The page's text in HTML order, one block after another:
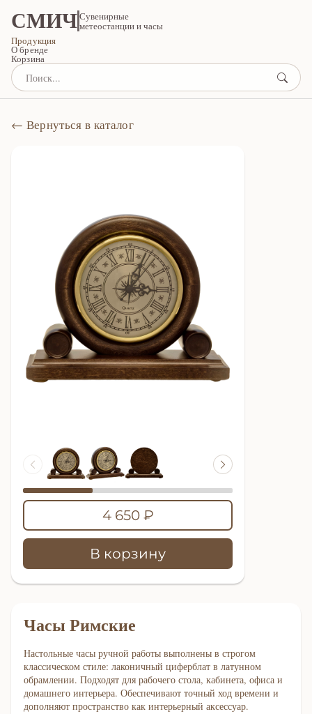
СМИЧСувенирные
метеостанции и часы
Продукция
О бренде
Корзина
← Вернуться в каталог
4 650 ₽
В корзину
Часы Римские
Настольные часы ручной работы выполнены в строгом
классическом стиле: лаконичный циферблат в латунном
обрамлении. Подходят для рабочего стола, кабинета, офиса и
домашнего интерьера. Обеспечивают точный ход времени и
дополняют пространство как интерьерный аксессуар.